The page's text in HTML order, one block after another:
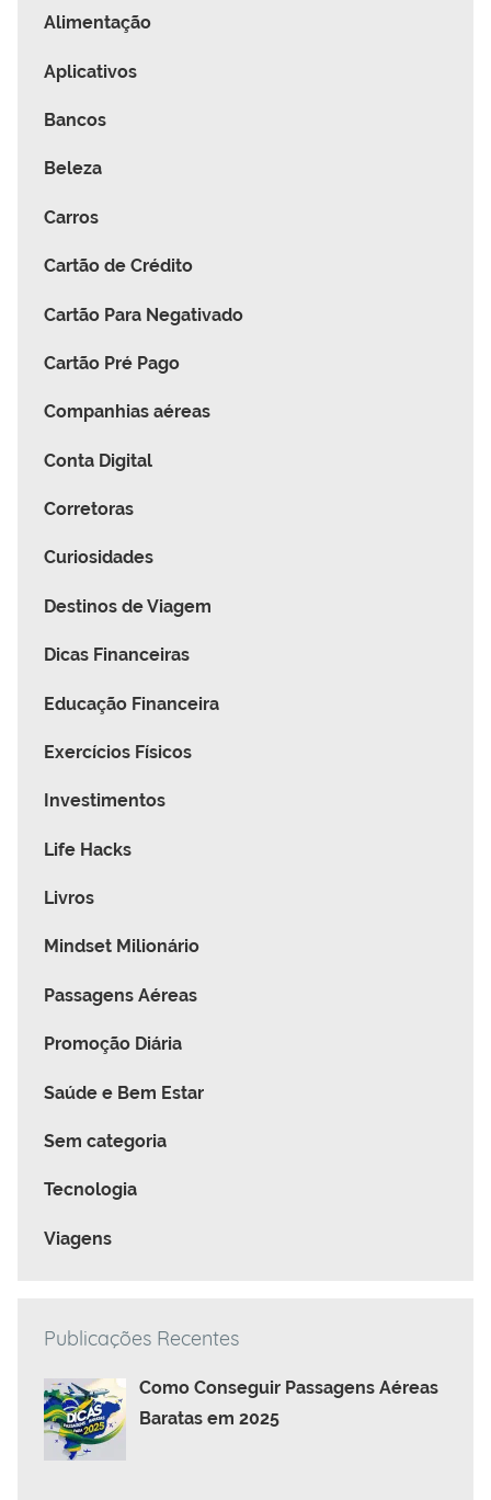
Alimentação
Aplicativos
Bancos
Beleza
Carros
Cartão de Crédito
Cartão Para Negativado
Cartão Pré Pago
Companhias aéreas
Conta Digital
Corretoras
Curiosidades
Destinos de Viagem
Dicas Financeiras
Educação Financeira
Exercícios Físicos
Investimentos
Life Hacks
Livros
Mindset Milionário
Passagens Aéreas
Promoção Diária
Saúde e Bem Estar
Sem categoria
Tecnologia
Viagens
Publicações Recentes
Como Conseguir Passagens Aéreas
Baratas em 2025